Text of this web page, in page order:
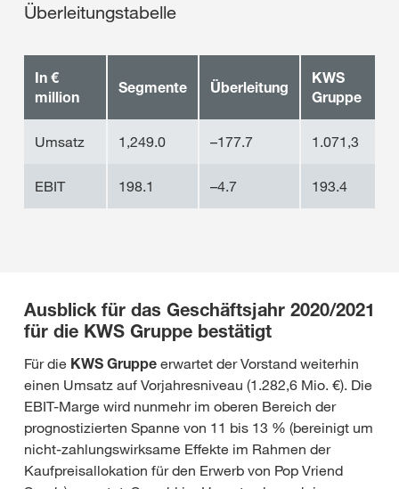
Überleitungstabelle
In €
million
Segmente Überleitung
KWS
Gruppe
Umsatz 1,249.0 –177.7 1.071,3
EBIT 198.1 –4.7 193.4
Ausblick für das Geschäftsjahr 2020/2021
für die KWS Gruppe bestätigt
Für die KWS Gruppe erwartet der Vorstand weiterhin
einen Umsatz auf Vorjahresniveau (1.282,6 Mio. €). Die
EBIT-Marge wird nunmehr im oberen Bereich der
prognostizierten Spanne von 11 bis 13 % (bereinigt um
nicht-zahlungswirksame Effekte im Rahmen der
Kaufpreisallokation für den Erwerb von Pop Vriend